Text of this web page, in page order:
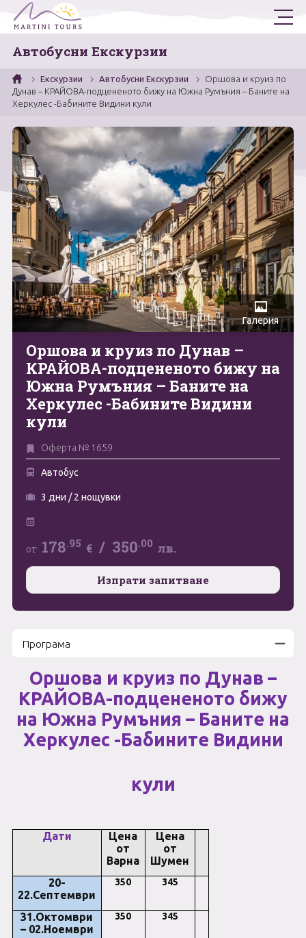
Екскурзии
Самолетни Екскурзии
Автобусни Екскурзии
Държави
Гърция
Турция
Италия
Испания
България
Египет
Сърбия
Румъния
Ученически
Еднодневни Екскурзии
Двудневни и тридневни Екскурзии
Петдневни Екскурзии / Лагери
Круизи
Екскурзии от Варна
Програма 2026
Януари
Февруари
Март
Април
Май
Юни
Юли
Август
Септември
Октомври
Ноември
Декември
Още
За нас
Общи условия
Полезна информация
Запитване
Контакти
Фирмени данни
Свържете се с нас
Автобусни Екскурзии
Екскурзии Автобусни Екскурзии
Оршова и круиз по
Дунав – КРАЙОВА-подцененото бижу на Южна Румъния – Баните на
Херкулес -Бабините Видини кули
Оршова и круиз по Дунав –
КРАЙОВА-подцененото бижу на
Южна Румъния – Баните на
Херкулес -Бабините Видини
кули
Оферта № 1659
Автобус
3 дни / 2 нощувки
от 178.95 € / 350.00 лв.
Изпрати запитване
Галерия
Програма
Оршова и круиз по Дунав –
КРАЙОВА-подцененото бижу
на Южна Румъния – Баните на
Херкулес -Бабините Видини
кули
Дати
Цена
от
Варна
Цена
от
Шумен
20-
22.Септември
350 345
31.Октомври
– 02.Ноември
350 345